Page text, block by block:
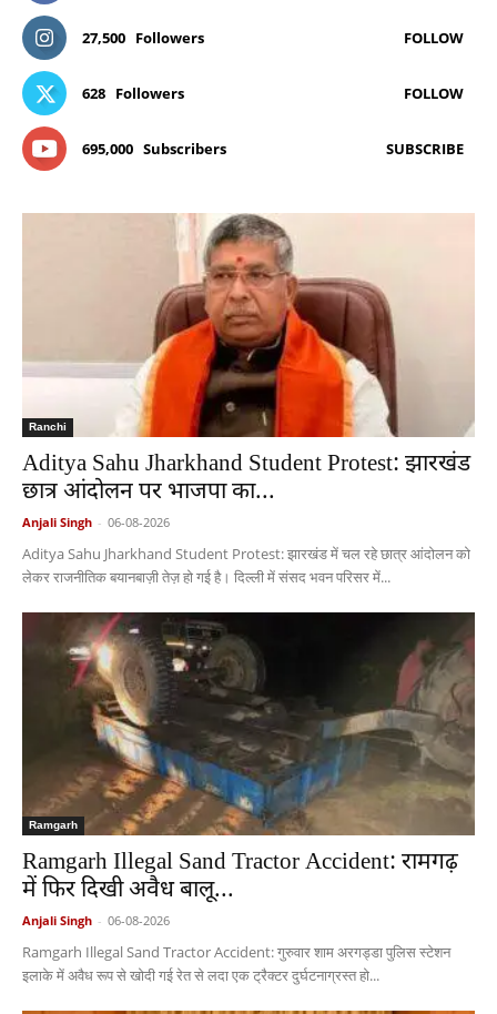
27,500 Followers FOLLOW
628 Followers FOLLOW
695,000 Subscribers SUBSCRIBE
Ranchi
Aditya Sahu Jharkhand Student Protest: झारखंड
छात्र आंदोलन पर भाजपा का...
Anjali Singh - 06-08-2026
Aditya Sahu Jharkhand Student Protest: झारखंड में चल रहे छात्र आंदोलन को
लेकर राजनीतिक बयानबाज़ी तेज़ हो गई है। दिल्ली में संसद भवन परिसर में...
Ramgarh
Ramgarh Illegal Sand Tractor Accident: रामगढ़
में फिर दिखी अवैध बालू...
Anjali Singh - 06-08-2026
Ramgarh Illegal Sand Tractor Accident: गुरुवार शाम अरगड्डा पुलिस स्टेशन
इलाके में अवैध रूप से खोदी गई रेत से लदा एक ट्रैक्टर दुर्घटनाग्रस्त हो...